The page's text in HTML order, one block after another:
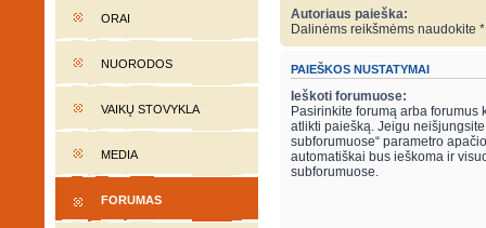
ORAI
NUORODOS
VAIKŲ STOVYKLA
MEDIA
FORUMAS
Autoriaus paieška:
Dalinėms reikšmėms naudokite
PAIEŠKOS NUSTATYMAI
Ieškoti forumuose:
Pasirinkite forumą arba forumus
atlikti paiešką. Jeigu neišjungsite
subforumuose“ parametro
automatiškai bus ieškoma ir
subforumuose.